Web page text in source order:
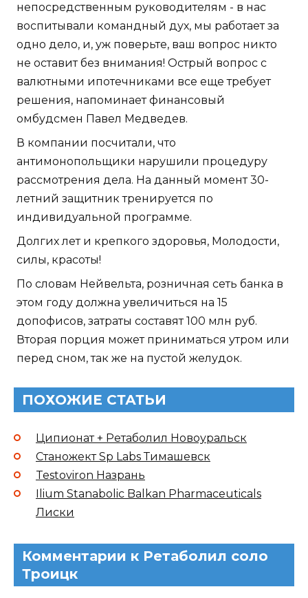
непосредственным руководителям - в нас
воспитывали командный дух, мы работает за
одно дело, и, уж поверьте, ваш вопрос никто
не оставит без внимания! Острый вопрос с
валютными ипотечниками все еще требует
решения, напоминает финансовый
омбудсмен Павел Медведев.
В компании посчитали, что
антимонопольщики нарушили процедуру
рассмотрения дела. На данный момент 30-
летний защитник тренируется по
индивидуальной программе.
Долгих лет и крепкого здоровья, Молодости,
силы, красоты!
По словам Нейвельта, розничная сеть банка в
этом году должна увеличиться на 15
допофисов, затраты составят 100 млн руб.
Вторая порция может приниматься утром или
перед сном, так же на пустой желудок.
ПОХОЖИЕ СТАТЬИ
Ципионат + Ретаболил Новоуральск
Станожект Sp Labs Тимашевск
Testoviron Назрань
Ilium Stanabolic Balkan Pharmaceuticals
Лиски
Комментарии к Ретаболил соло
Троицк